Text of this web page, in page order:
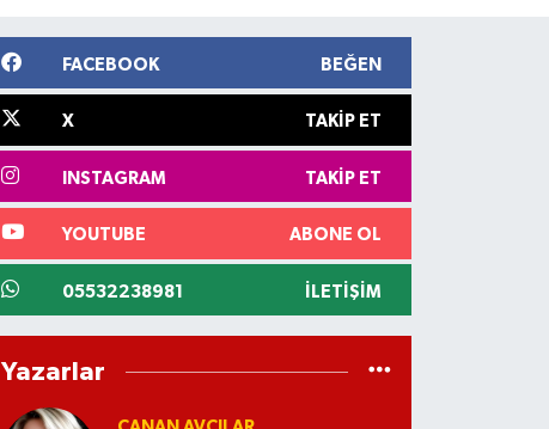
FACEBOOK BEĞEN
X TAKIP ET
INSTAGRAM TAKIP ET
YOUTUBE ABONE OL
05532238981 İLETIŞIM
Yazarlar